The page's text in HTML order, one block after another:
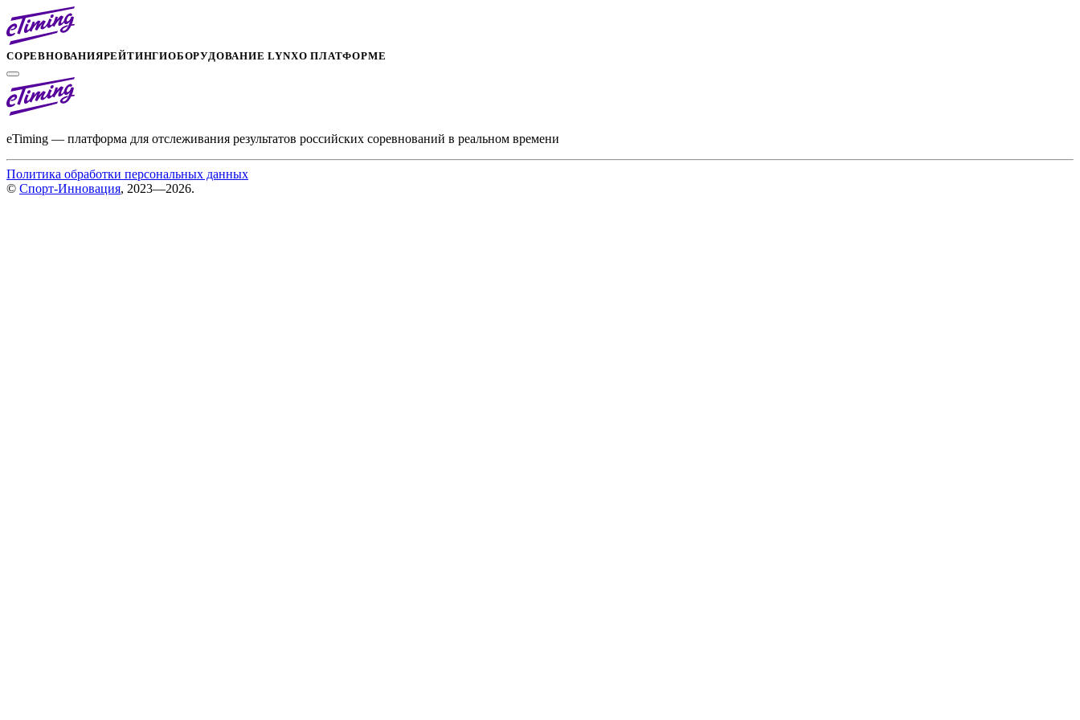
СОРЕВНОВАНИЯРЕЙТИНГИОБОРУДОВАНИЕ LYNXО ПЛАТФОРМЕ
eTiming — платформа для отслеживания результатов российских соревнований в реальном времени
Политика обработки персональных данных
© Спорт-Инновация, 2023—2026.